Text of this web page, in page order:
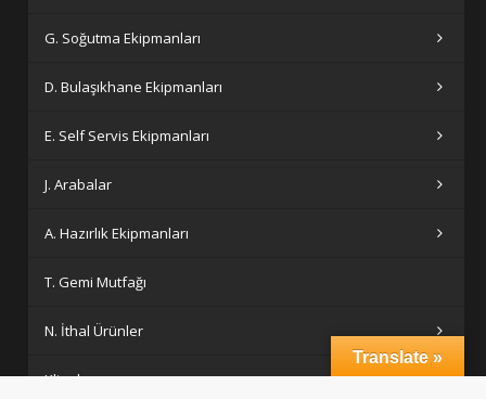
G. Soğutma Ekipmanları
D. Bulaşıkhane Ekipmanları
E. Self Servis Ekipmanları
J. Arabalar
A. Hazırlık Ekipmanları
T. Gemi Mutfağı
N. İthal Ürünler
Klinoks
Translate »